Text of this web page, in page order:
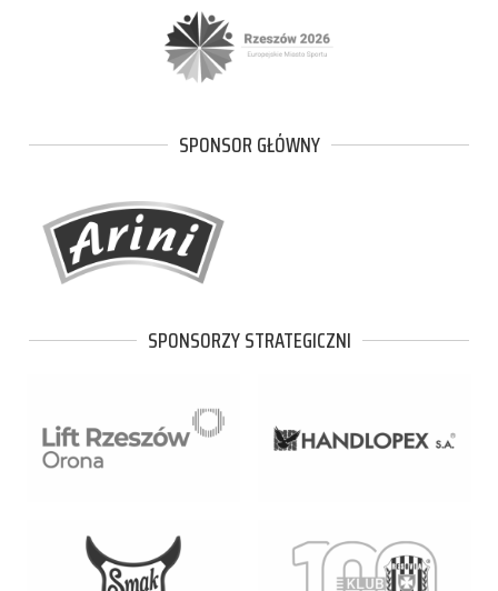
SPONSOR GŁÓWNY
SPONSORZY STRATEGICZNI